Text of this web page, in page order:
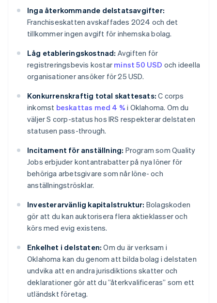
Inga återkommande delstatsavgifter:
Franchiseskatten avskaffades 2024 och det
tillkommer ingen avgift för inhemska bolag.
Låg etableringskostnad: Avgiften för
registreringsbevis kostar minst 50 USD och ideella
organisationer ansöker för 25 USD.
Konkurrenskraftig total skattesats: C corps
inkomst beskattas med 4 % i Oklahoma. Om du
väljer S corp-status hos IRS respekterar delstaten
statusen pass-through.
Incitament för anställning: Program som Quality
Jobs erbjuder kontantrabatter på nya löner för
behöriga arbetsgivare som når löne- och
anställningströsklar.
Investerarvänlig kapitalstruktur: Bolagskoden
gör att du kan auktorisera flera aktieklasser och
körs med evig existens.
Enkelhet i delstaten: Om du är verksam i
Oklahoma kan du genom att bilda bolag i delstaten
undvika att en andra jurisdiktions skatter och
deklarationer gör att du ”återkvalificeras” som ett
utländskt företag.